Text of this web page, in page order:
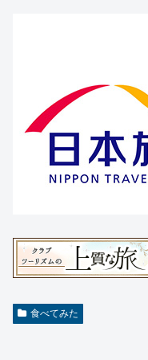
食べてみた